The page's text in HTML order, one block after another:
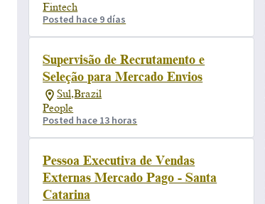
Fintech
Posted hace 9 días
Supervisão de Recrutamento e
Seleção para Mercado Envios
Sul,Brazil
People
Posted hace 13 horas
Pessoa Executiva de Vendas
Externas Mercado Pago - Santa
Catarina